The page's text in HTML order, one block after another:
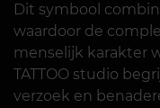
Dit symbool
waardoor de
menselijk karakter
TATTOO studio
verzoek en